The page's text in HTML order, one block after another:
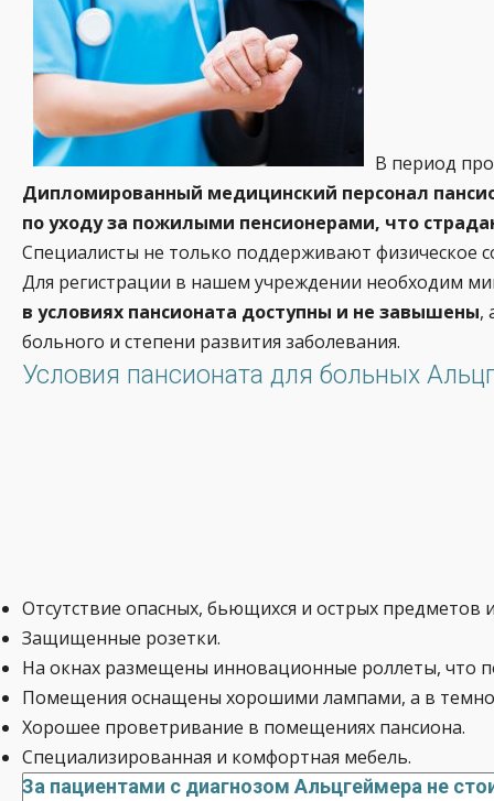
В период
Дипломированный медицинский персонал
по уходу за пожилыми пенсионерами, что
Специалисты не только поддерживают физическое
Для регистрации в нашем учреждении необходим
в условиях пансионата доступны и не завышены,
больного и степени развития заболевания.
Условия пансионата для больных
Отсутствие опасных, бьющихся и острых предметов
Защищенные розетки.
На окнах размещены инновационные роллеты, что
Помещения оснащены хорошими лампами, а в
Хорошее проветривание в помещениях пансиона.
Специализированная и комфортная мебель.
За пациентами с диагнозом Альцгеймера не